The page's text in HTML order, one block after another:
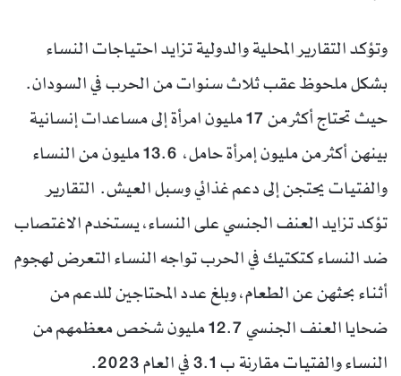
وتؤكد التقارير المحلية والدولية تزايد احتياجات النساء
بشكل ملحوظ عقب ثلاث سنوات من الحرب في السودان.
حيث تحتاج أكثر من 17 مليون امرأة إلى مساعدات إنسانية
بينهن أكثر من مليون إمرأة حامل، 13.6 مليون من النساء
والفتيات يحتجن إلى دعم غذائي وسبل العيش. التقارير
تؤكد تزايد العنف الجنسي على النساء، يستخدم الاغتصاب
ضد النساء كتكتيك في الحرب تواجه النساء التعرض لهجوم
أثناء بحثهن عن الطعام، وبلغ عدد المحتاجين للدعم من
ضحايا العنف الجنسي 12.7 مليون شخص معظمهم من
النساء والفتيات مقارنة ب 3.1 في العام 2023.